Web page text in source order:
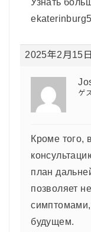
2025年2月15
ゲ
Кроме того,
план
позволяет
будущем.